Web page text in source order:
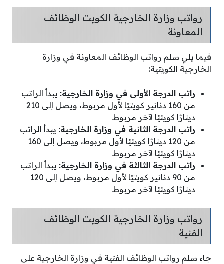
رواتب وزارة الخارجية الكويت الوظائف
المعاونة
فيما يلي سلم رواتب الوظائف المعاونة في وزارة
الخارجية الكويتية:
راتب الدرجة الأولى في وزارة الخارجية: يبدأ الراتب
من 160 دنانير كويتيًا لأول مربوط، ويصل إلى 210
دينارًا كويتيًا لآخر مربوط.
راتب الدرجة الثانية في وزارة الخارجية: يبدأ الراتب
من 120 دينارًا كويتيًا لأول مربوط، ويصل إلى 160
دينارًا كويتيًا لآخر مربوط.
راتب الدرجة الثالثة في وزارة الخارجية: يبدأ الراتب
من 90 دنانير كويتيًا لأول مربوط، ويصل إلى 120
دينارًا كويتيًا لآخر مربوط.
رواتب وزارة الخارجية الكويت الوظائف
الفنية
جاء سلم رواتب الوظائف الفنية في وزارة الخارجية على